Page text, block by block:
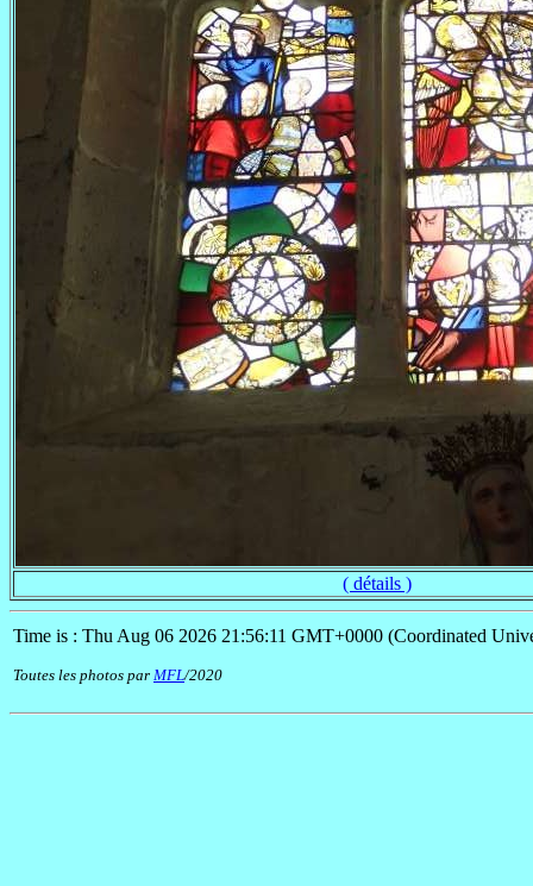
( détails )
Time is : Thu Aug 06 2026 21:56:11 GMT+0000 (Coordinated
Toutes les photos par MFL/2020